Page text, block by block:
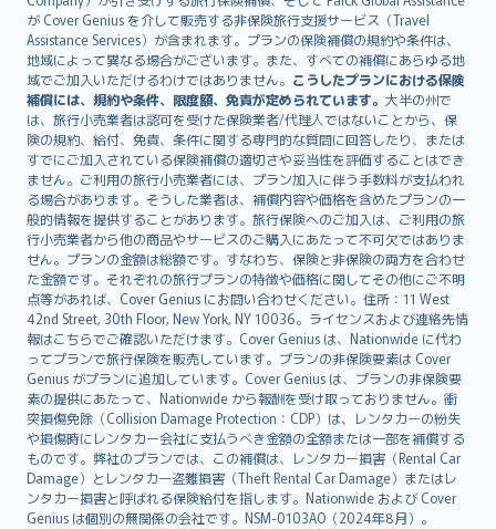
が Cover Genius を介して販売する非保険旅行支援サービス（Travel
Assistance Services）が含まれます。プランの保険補償の規約や条件は、
地域によって異なる場合がございます。また、すべての補償にあらゆる地
域でご加入いただけるわけではありません。 こうしたプランにおける保険
補償には、規約や条件、限度額、免責が定められています。 大半の州で
は、旅行小売業者は認可を受けた保険業者/代理人ではないことから、保
険の規約、給付、免責、条件に関する専門的な質問に回答したり、または
すでにご加入されている保険補償の適切さや妥当性を評価することはでき
ません。ご利用の旅行小売業者には、プラン加入に伴う手数料が支払われ
る場合があります。そうした業者は、補償内容や価格を含めたプランの一
般的情報を提供することがあります。旅行保険へのご加入は、ご利用の旅
行小売業者から他の商品やサービスのご購入にあたって不可欠ではありま
せん。プランの金額は総額です。すなわち、保険と非保険の両方を合わせ
た金額です。それぞれの旅行プランの特徴や価格に関してその他にご不明
点等があれば、Cover Genius にお問い合わせください。住所：11 West
42nd Street, 30th Floor, New York, NY 10036。ライセンスおよび連絡先情
報はこちらでご確認いただけます。Cover Genius は、Nationwide に代わ
ってプランで旅行保険を販売しています。プランの非保険要素は Cover
Genius がプランに追加しています。Cover Genius は、プランの非保険要
素の提供にあたって、Nationwide から報酬を受け取っておりません。衝
突損傷免除（Collision Damage Protection：CDP）は、レンタカーの紛失
や損傷時にレンタカー会社に支払うべき金額の全額または一部を補償する
ものです。弊社のプランでは、この補償は、レンタカー損害（Rental Car
Damage）とレンタカー盗難損害（Theft Rental Car Damage）またはレ
ンタカー損害と呼ばれる保険給付を指します。Nationwide および Cover
Genius は個別の無関係の会社です。NSM-0103AO（2024年8月）。
Bahasa Indonesia
latviešu
Lietuviškai
Bahasa Melayu
Română
српски
Slovensky
Slovenščina
Українська
Tiếng Việt